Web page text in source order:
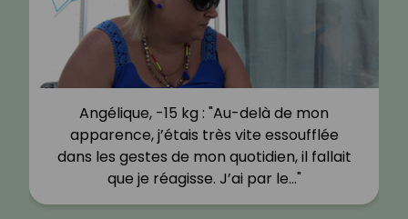
Angélique, -15 kg : "Au-delà de mon
apparence, j’étais très vite essoufflée
dans les gestes de mon quotidien, il fallait
que je réagisse. J’ai par le…"